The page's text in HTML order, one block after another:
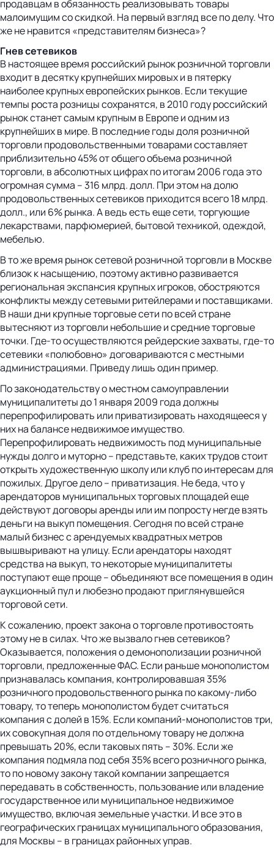
продавцам в обязанность реализовывать товары
малоимущим со скидкой. На первый взгляд все по делу. Что
же не нравится «представителям бизнеса»?
Гнев сетевиков
В настоящее время российский рынок розничной торговли
входит в десятку крупнейших мировых и в пятерку
наиболее крупных европейских рынков. Если текущие
темпы роста розницы сохранятся, в 2010 году российский
рынок станет самым крупным в Европе и одним из
крупнейших в мире. В последние годы доля розничной
торговли продовольственными товарами составляет
приблизительно 45% от общего объема розничной
торговли, в абсолютных цифрах по итогам 2006 года это
огромная сумма – 316 млрд. долл. При этом на долю
продовольственных сетевиков приходится всего 18 млрд.
долл., или 6% рынка. А ведь есть еще сети, торгующие
лекарствами, парфюмерией, бытовой техникой, одеждой,
мебелью.
В то же время рынок сетевой розничной торговли в Москве
близок к насыщению, поэтому активно развивается
региональная экспансия крупных игроков, обостряются
конфликты между сетевыми ритейлерами и поставщиками.
В наши дни крупные торговые сети по всей стране
вытесняют из торговли небольшие и средние торговые
точки. Где-то осуществляются рейдерские захваты, где-то
сетевики «полюбовно» договариваются с местными
администрациями. Приведу лишь один пример.
По законодательству о местном самоуправлении
муниципалитеты до 1 января 2009 года должны
перепрофилировать или приватизировать находящееся у
них на балансе недвижимое имущество.
Перепрофилировать недвижимость под муниципальные
нужды долго и муторно – представьте, каких трудов стоит
открыть художественную школу или клуб по интересам для
пожилых. Другое дело – приватизация. Не беда, что у
арендаторов муниципальных торговых площадей еще
действуют договоры аренды или им попросту негде взять
деньги на выкуп помещения. Сегодня по всей стране
малый бизнес с арендуемых квадратных метров
вышвыривают на улицу. Если арендаторы находят
средства на выкуп, то некоторые муниципалитеты
поступают еще проще – объединяют все помещения в один
аукционный пул и любезно продают приглянувшейся
торговой сети.
К сожалению, проект закона о торговле противостоять
этому не в силах. Что же вызвало гнев сетевиков?
Оказывается, положения о демонополизации розничной
торговли, предложенные ФАС. Если раньше монополистом
признавалась компания, контролировавшая 35%
розничного продовольственного рынка по какому-либо
товару, то теперь монополистом будет считаться
компания с долей в 15%. Если компаний-монополистов три,
их совокупная доля по отдельному товару не должна
превышать 20%, если таковых пять – 30%. Если же
компания подмяла под себя 35% всего розничного рынка,
то по новому закону такой компании запрещается
передавать в собственность, пользование или владение
государственное или муниципальное недвижимое
имущество, включая земельные участки. И все это в
географических границах муниципального образования,
для Москвы – в границах районных управ.